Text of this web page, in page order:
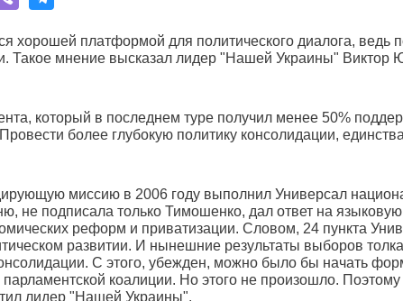
хорошей платформой для политического диалога, ведь
Такое мнение высказал лидер "Нашей Украины"
который в последнем туре получил менее 50%
более глубокую политику консолидации,
миссию в 2006 году выполнил Универсал
не подписала только Тимошенко, дал ответ на языковую
реформ и приватизации. Словом, 24 пункта
развитии. И нынешние результаты выборов
С этого, убежден, можно было бы начать
парламентской коалиции. Но этого не произошло.
лидер "Нашей Украины".